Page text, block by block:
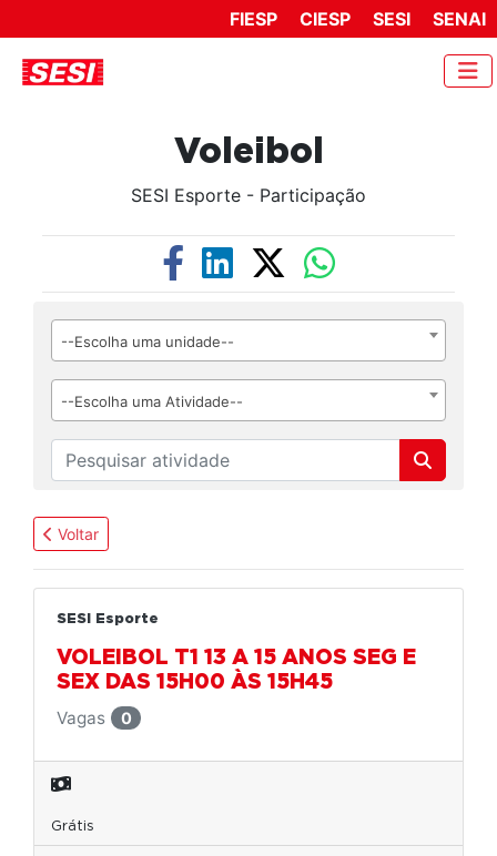
FIESP CIESP SESI SENAI
Voleibol
SESI Esporte - Participação
--Escolha uma unidade--
--Escolha uma Atividade--
Voltar
SESI Esporte
VOLEIBOL T1 13 A 15 ANOS SEG E
SEX DAS 15H00 ÀS 15H45
Vagas
0
Grátis